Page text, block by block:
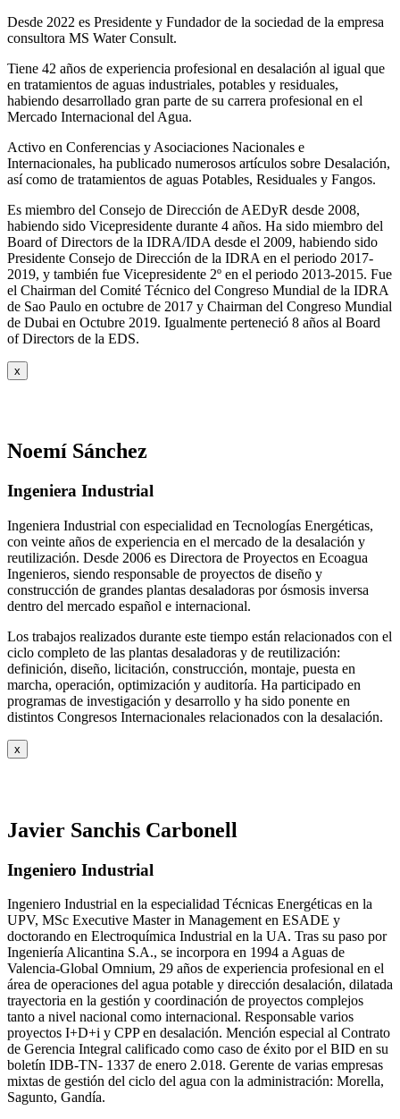
Desde 2022 es Presidente y Fundador de la sociedad de la empresa
consultora MS Water Consult.
Tiene 42 años de experiencia profesional en desalación al igual que
en tratamientos de aguas industriales, potables y residuales,
habiendo desarrollado gran parte de su carrera profesional en el
Mercado Internacional del Agua.
Activo en Conferencias y Asociaciones Nacionales e
Internacionales, ha publicado numerosos artículos sobre Desalación,
así como de tratamientos de aguas Potables, Residuales y Fangos.
Es miembro del Consejo de Dirección de AEDyR desde 2008,
habiendo sido Vicepresidente durante 4 años. Ha sido miembro del
Board of Directors de la IDRA/IDA desde el 2009, habiendo sido
Presidente Consejo de Dirección de la IDRA en el periodo 2017-
2019, y también fue Vicepresidente 2º en el periodo 2013-2015. Fue
el Chairman del Comité Técnico del Congreso Mundial de la IDRA
de Sao Paulo en octubre de 2017 y Chairman del Congreso Mundial
de Dubai en Octubre 2019. Igualmente perteneció 8 años al Board
of Directors de la EDS.
x
Noemí Sánchez
Ingeniera Industrial
Ingeniera Industrial con especialidad en Tecnologías Energéticas,
con veinte años de experiencia en el mercado de la desalación y
reutilización. Desde 2006 es Directora de Proyectos en Ecoagua
Ingenieros, siendo responsable de proyectos de diseño y
construcción de grandes plantas desaladoras por ósmosis inversa
dentro del mercado español e internacional.
Los trabajos realizados durante este tiempo están relacionados con el
ciclo completo de las plantas desaladoras y de reutilización:
definición, diseño, licitación, construcción, montaje, puesta en
marcha, operación, optimización y auditoría. Ha participado en
programas de investigación y desarrollo y ha sido ponente en
distintos Congresos Internacionales relacionados con la desalación.
x
Javier Sanchis Carbonell
Ingeniero Industrial
Ingeniero Industrial en la especialidad Técnicas Energéticas en la
UPV, MSc Executive Master in Management en ESADE y
doctorando en Electroquímica Industrial en la UA. Tras su paso por
Ingeniería Alicantina S.A., se incorpora en 1994 a Aguas de
Valencia-Global Omnium, 29 años de experiencia profesional en el
área de operaciones del agua potable y dirección desalación, dilatada
trayectoria en la gestión y coordinación de proyectos complejos
tanto a nivel nacional como internacional. Responsable varios
proyectos I+D+i y CPP en desalación. Mención especial al Contrato
de Gerencia Integral calificado como caso de éxito por el BID en su
boletín IDB-TN- 1337 de enero 2.018. Gerente de varias empresas
mixtas de gestión del ciclo del agua con la administración: Morella,
Sagunto, Gandía.